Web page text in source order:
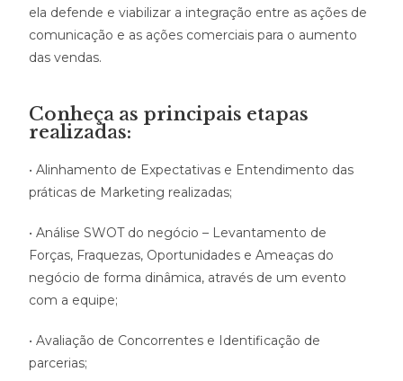
ela defende e viabilizar a integração entre as ações de
comunicação e as ações comerciais para o aumento
das vendas.
Conheça as principais etapas
realizadas:
• Alinhamento de Expectativas e Entendimento das
práticas de Marketing realizadas;
• Análise SWOT do negócio – Levantamento de
Forças, Fraquezas, Oportunidades e Ameaças do
negócio de forma dinâmica, através de um evento
com a equipe;
• Avaliação de Concorrentes e Identificação de
parcerias;